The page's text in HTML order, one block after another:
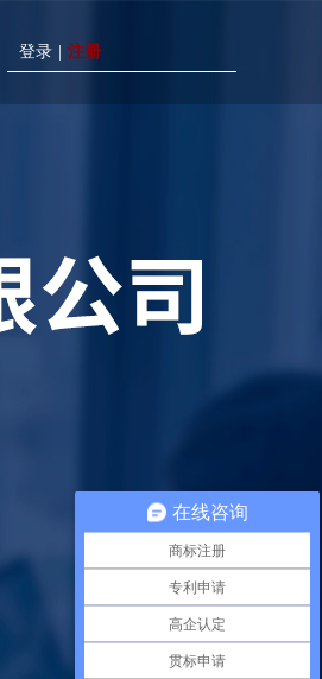
登录 注册
在线咨询
商标注册
专利申请
高企认定
贯标申请